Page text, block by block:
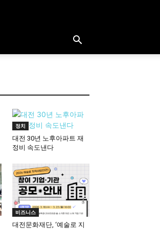
정치
대전 30년 노후아파트 재
정비 속도낸다
비즈니스
대전문화재단, ‘예술로 지